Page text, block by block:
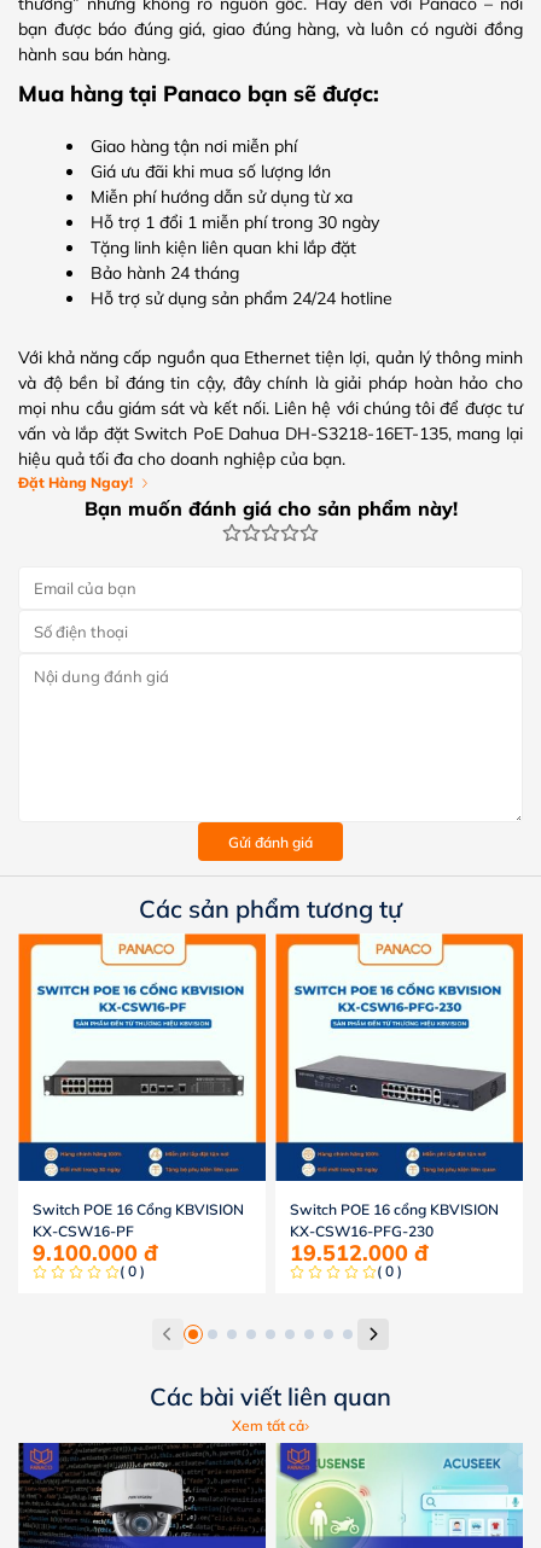
bạn được báo đúng giá, giao đúng hàng, và luôn có người đồng
hành sau bán hàng.
Mua hàng tại Panaco bạn sẽ được:
Giao hàng tận nơi miễn phí
Giá ưu đãi khi mua số lượng lớn
Miễn phí hướng dẫn sử dụng từ xa
Hỗ trợ 1 đổi 1 miễn phí trong 30 ngày
Tặng linh kiện liên quan khi lắp đặt
Bảo hành 24 tháng
Hỗ trợ sử dụng sản phẩm 24/24 hotline
Với khả năng cấp nguồn qua Ethernet tiện lợi, quản lý thông minh
và độ bền bỉ đáng tin cậy, đây chính là giải pháp hoàn hảo cho
mọi nhu cầu giám sát và kết nối. Liên hệ với chúng tôi để được tư
vấn và lắp đặt Switch PoE Dahua DH-S3218-16ET-135, mang lại
hiệu quả tối đa cho doanh nghiệp của bạn.
Đặt Hàng Ngay!
Bạn muốn đánh giá cho sản phẩm này!
Gửi đánh giá
Các sản phẩm tương tự
Switch POE 16 Cổng KBVISION
KX-CSW16-PF
9.100.000 đ
( 0 )
Switch POE 16 cổng KBVISION
KX-CSW16-PFG-230
19.512.000 đ
( 0 )
Các bài viết liên quan
Xem tất cả